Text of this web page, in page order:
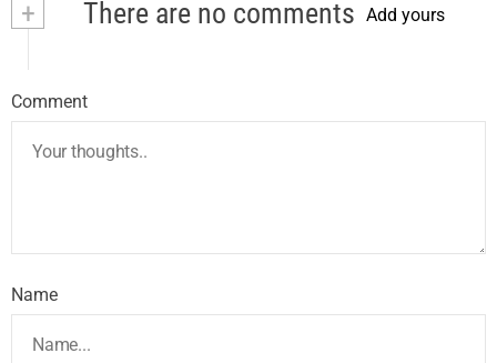
+ There are no comments Add yours
Comment
Name